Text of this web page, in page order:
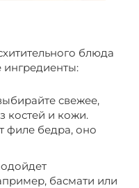
блюда
свежее,
костей и кожи.
филе бедра, оно
басмати или